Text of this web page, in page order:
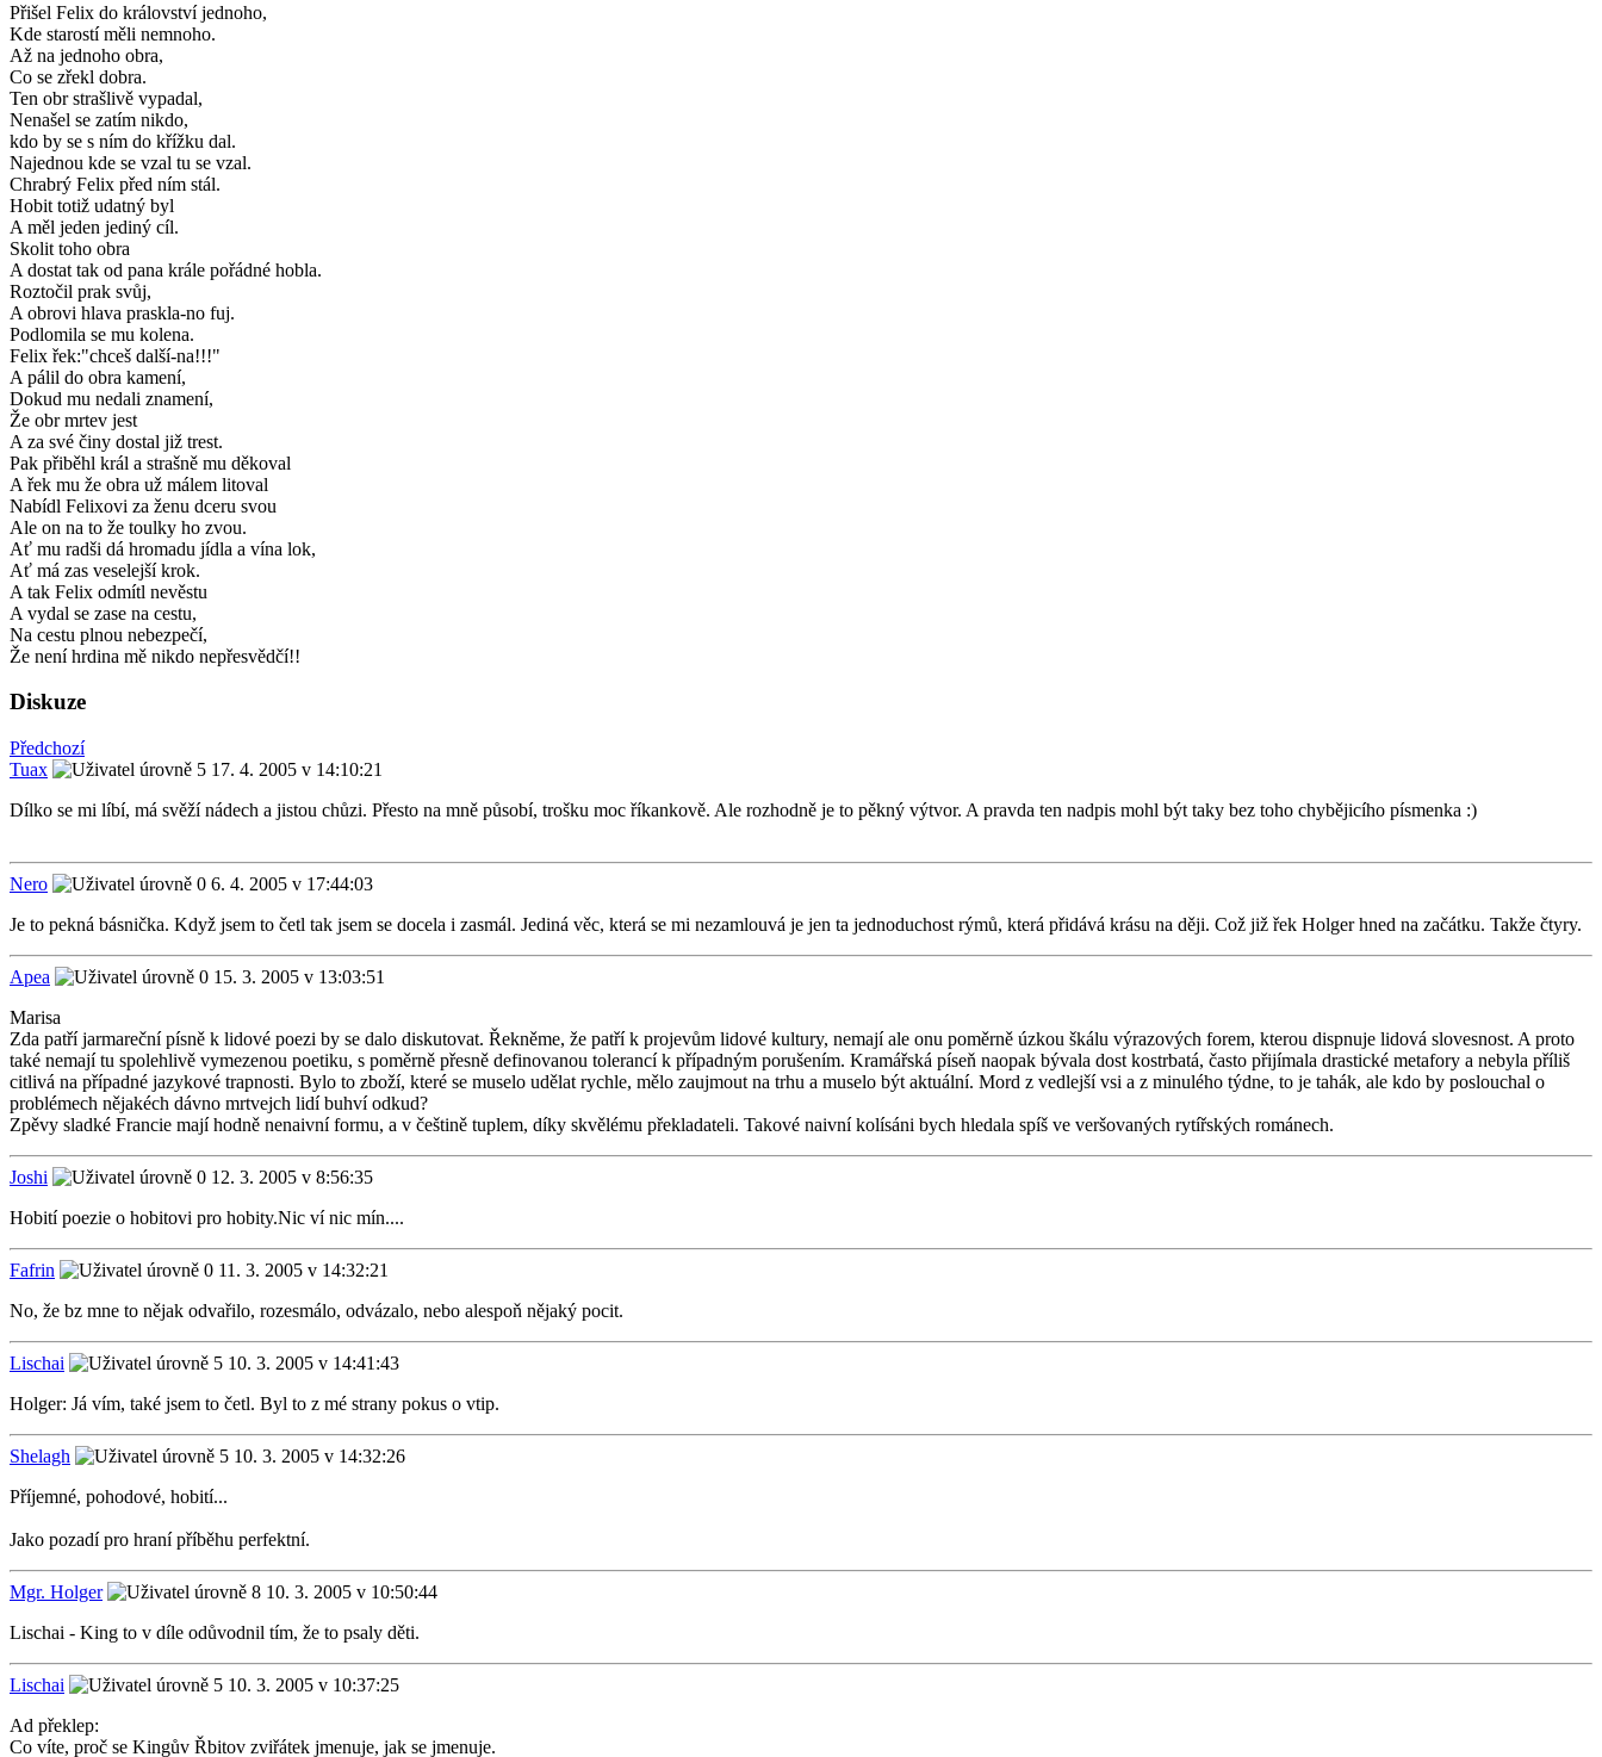
Přišel Felix do království jednoho,
Kde starostí měli nemnoho.
Až na jednoho obra,
Co se zřekl dobra.
Ten obr strašlivě vypadal,
Nenašel se zatím nikdo,
kdo by se s ním do křížku dal.
Najednou kde se vzal tu se vzal.
Chrabrý Felix před ním stál.
Hobit totiž udatný byl
A měl jeden jediný cíl.
Skolit toho obra
A dostat tak od pana krále pořádné hobla.
Roztočil prak svůj,
A obrovi hlava praskla-no fuj.
Podlomila se mu kolena.
Felix řek:"chceš další-na!!!"
A pálil do obra kamení,
Dokud mu nedali znamení,
Že obr mrtev jest
A za své činy dostal již trest.
Pak přiběhl král a strašně mu děkoval
A řek mu že obra už málem litoval
Nabídl Felixovi za ženu dceru svou
Ale on na to že toulky ho zvou.
Ať mu radši dá hromadu jídla a vína lok,
Ať má zas veselejší krok.
A tak Felix odmítl nevěstu
A vydal se zase na cestu,
Na cestu plnou nebezpečí,
Že není hrdina mě nikdo nepřesvědčí!!
Diskuze
Předchozí
Tuax
17. 4. 2005 v 14:10:21
Dílko se mi líbí, má svěží nádech a jistou chůzi. Přesto na mně působí, trošku moc říkankově. Ale rozhodně je to pěkný výtvor. A pravda ten nadpis mohl být taky bez toho chybějicího písmenka :)
Nero
6. 4. 2005 v 17:44:03
Je to pekná básnička. Když jsem to četl tak jsem se docela i zasmál. Jediná věc, která se mi nezamlouvá je jen ta jednoduchost rýmů, která přidává krásu na ději. Což již řek Holger hned na začátku. Takže čtyry.
Apea
15. 3. 2005 v 13:03:51
Marisa
Zda patří jarmareční písně k lidové poezi by se dalo diskutovat. Řekněme, že patří k projevům lidové kultury, nemají ale onu poměrně úzkou škálu výrazových forem, kterou dispnuje lidová slovesnost. A proto
také nemají tu spolehlivě vymezenou poetiku, s poměrně přesně definovanou tolerancí k případným porušením. Kramářská píseň naopak bývala dost kostrbatá, často přijímala drastické metafory a nebyla příliš
citlivá na případné jazykové trapnosti. Bylo to zboží, které se muselo udělat rychle, mělo zaujmout na trhu a muselo být aktuální. Mord z vedlejší vsi a z minulého týdne, to je tahák, ale kdo by poslouchal o
problémech nějakéch dávno mrtvejch lidí buhví odkud?
Zpěvy sladké Francie mají hodně nenaivní formu, a v češtině tuplem, díky skvělému překladateli. Takové naivní kolísáni bych hledala spíš ve veršovaných rytířských románech.
Joshi
12. 3. 2005 v 8:56:35
Hobití poezie o hobitovi pro hobity.Nic ví nic mín....
Fafrin
11. 3. 2005 v 14:32:21
No, že bz mne to nějak odvařilo, rozesmálo, odvázalo, nebo alespoň nějaký pocit.
Lischai
10. 3. 2005 v 14:41:43
Holger: Já vím, také jsem to četl. Byl to z mé strany pokus o vtip.
Shelagh
10. 3. 2005 v 14:32:26
Příjemné, pohodové, hobití...
Jako pozadí pro hraní příběhu perfektní.
Mgr. Holger
10. 3. 2005 v 10:50:44
Lischai - King to v díle odůvodnil tím, že to psaly děti.
Lischai
10. 3. 2005 v 10:37:25
Ad překlep:
Co víte, proč se Kingův Řbitov zviřátek jmenuje, jak se jmenuje.